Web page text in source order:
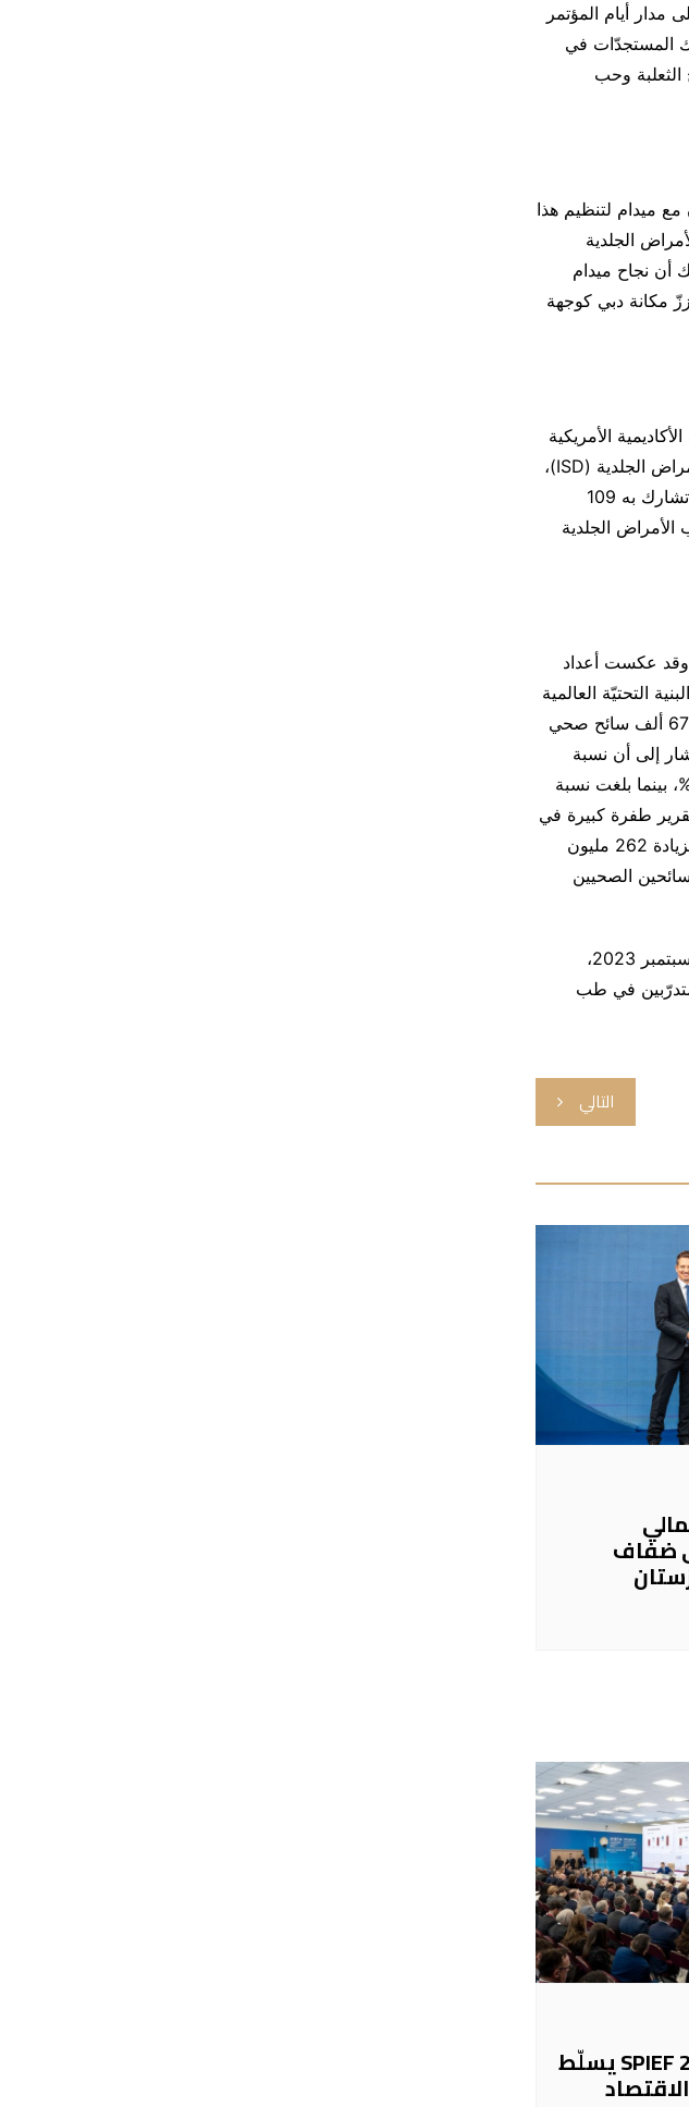
مدار أيام المؤتمر
المستجدّات في
الثعلبة وحب
ميدام لتنظيم هذا
الجلدية
أن نجاح ميدام
مكانة دبي كوجهة
الأمريكية
للأمراض الجلدية (AAD)، والأكاديمية الأوروبية للأمراض الجلدية (EADV)، والجمعية الدولية للأمراض الجلدية (ISD)،
وجمعية الأمراض الجلدية والجذام الهندية (IADVL)؛ ويقام بالتزامن مع المؤتمر معرضًا مصاحبًا تشارك به 109
الجلدية
وقد عكست أعداد
البنية التحتيّة العالمية
المستوى، ما يرسّخ مكانة دبي كوجهة عالميّة للسياحة العلاجية، إذ استقبلت الإمارة أكثر من 674 ألف سائح صحي
الذي أشار إلى أن نسبة
الصحيين من دول آسيا بلغت 39%، تليها دول أوروبا ورابطة الدول المستقلة بـــ 22 %، بينما بلغت نسبة
التعاون الخليجي 21 %، وقد أظهر التقرير طفرة كبيرة في
النفقات الطبية للسائحين الصحيين، إذ تجاوز إجمالي إنفاقهم 992 مليون درهم العام الماضي، بزيادة 262 مليون
للسائحين الصحيين
يُقام مؤتمر ميدام في قاعة الشيخ راشد بمركز دبي التجاري العالمي في الفترة من 22 – 24 سبتمبر 2023،
في طب
التالي
ضفاف
منتدى الطاقة في SPIEF 2026 يسلّط